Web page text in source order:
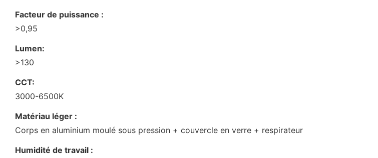
Facteur de puissance :
>0,95
Lumen:
>130
CCT:
3000-6500K
Matériau léger :
Corps en aluminium moulé sous pression + couvercle en verre + respirateur
Humidité de travail :